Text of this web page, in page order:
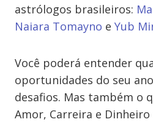
astrólogos brasileiros:
Naiara Tomayno e Yub
Você poderá entender
oportunidades do seu
desafios. Mas também o
Amor, Carreira e Dinheiro